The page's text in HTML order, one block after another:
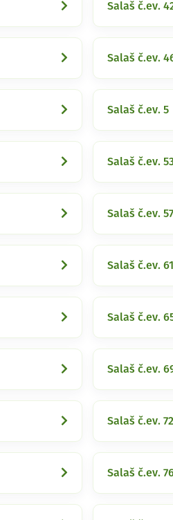
Salaš č.ev.
Salaš č.ev.
Salaš č.ev. 5
Salaš č.ev.
Salaš č.ev. 57
Salaš č.ev. 61
Salaš č.ev.
Salaš č.ev.
Salaš č.ev. 72
Salaš č.ev.